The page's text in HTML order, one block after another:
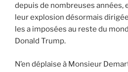
depuis de nombreuses années,
leur explosion désormais
les a imposées au reste du
Donald Trump.
N’en déplaise à Monsieur